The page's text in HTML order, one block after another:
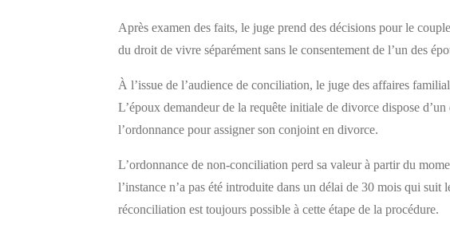
Après examen des faits, le juge prend des décisions pour le
du droit de vivre séparément sans le consentement de l’un des
À l’issue de l’audience de conciliation, le juge des affaires
L’époux demandeur de la requête initiale de divorce dispose
l’ordonnance pour assigner son conjoint en divorce.
L’ordonnance de non-conciliation perd sa valeur à partir du
l’instance n’a pas été introduite dans un délai de 30 mois qui suit
réconciliation est toujours possible à cette étape de la procédure.